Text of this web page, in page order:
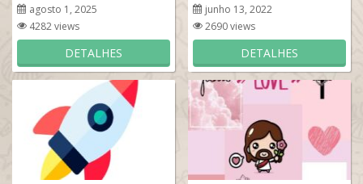
agosto 1, 2025
4282 views
DETALHES
junho 13, 2022
2690 views
DETALHES